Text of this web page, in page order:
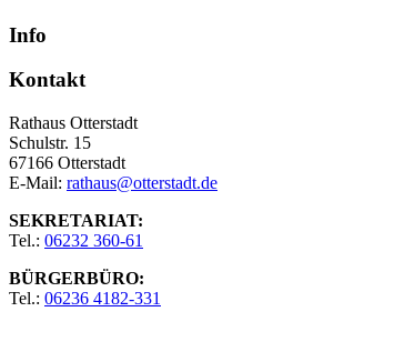
Info
Kontakt
Rathaus Otterstadt
Schulstr. 15
67166 Otterstadt
E-Mail: rathaus@otterstadt.de
SEKRETARIAT:
Tel.: 06232 360-61
BÜRGERBÜRO:
Tel.: 06236 4182-331